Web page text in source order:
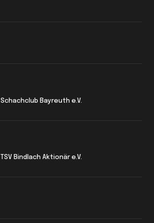
Schachclub Bayreuth e.V.
TSV Bindlach Aktionär e.V.